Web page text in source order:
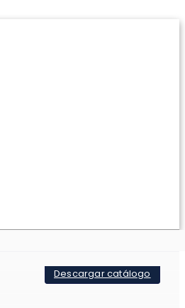
Descargar catálogo